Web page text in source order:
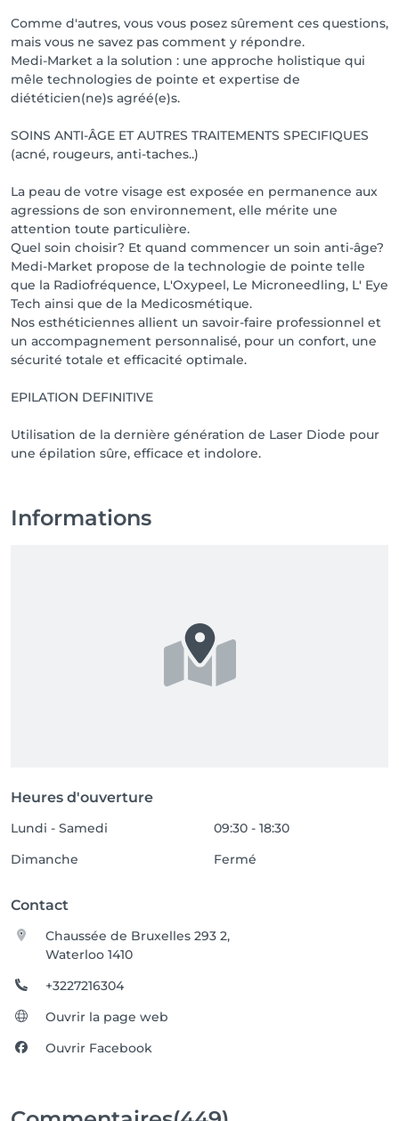
Comme d'autres, vous vous posez sûrement ces questions,
mais vous ne savez pas comment y répondre.
Medi-Market a la solution : une approche holistique qui
mêle technologies de pointe et expertise de
diététicien(ne)s agréé(e)s.
SOINS ANTI-ÂGE ET AUTRES TRAITEMENTS SPECIFIQUES
(acné, rougeurs, anti-taches..)
La peau de votre visage est exposée en permanence aux
agressions de son environnement, elle mérite une
attention toute particulière.
Quel soin choisir? Et quand commencer un soin anti-âge?
Medi-Market propose de la technologie de pointe telle
que la Radiofréquence, L'Oxypeel, Le Microneedling, L' Eye
Tech ainsi que de la Medicosmétique.
Nos esthéticiennes allient un savoir-faire professionnel et
un accompagnement personnalisé, pour un confort, une
sécurité totale et efficacité optimale.
EPILATION DEFINITIVE
Utilisation de la dernière génération de Laser Diode pour
une épilation sûre, efficace et indolore.
Informations
Heures d'ouverture
Lundi - Samedi
09:30 - 18:30
Dimanche
Fermé
Contact
Chaussée de Bruxelles 293 2,
Waterloo 1410
+3227216304
Ouvrir la page web
Ouvrir Facebook